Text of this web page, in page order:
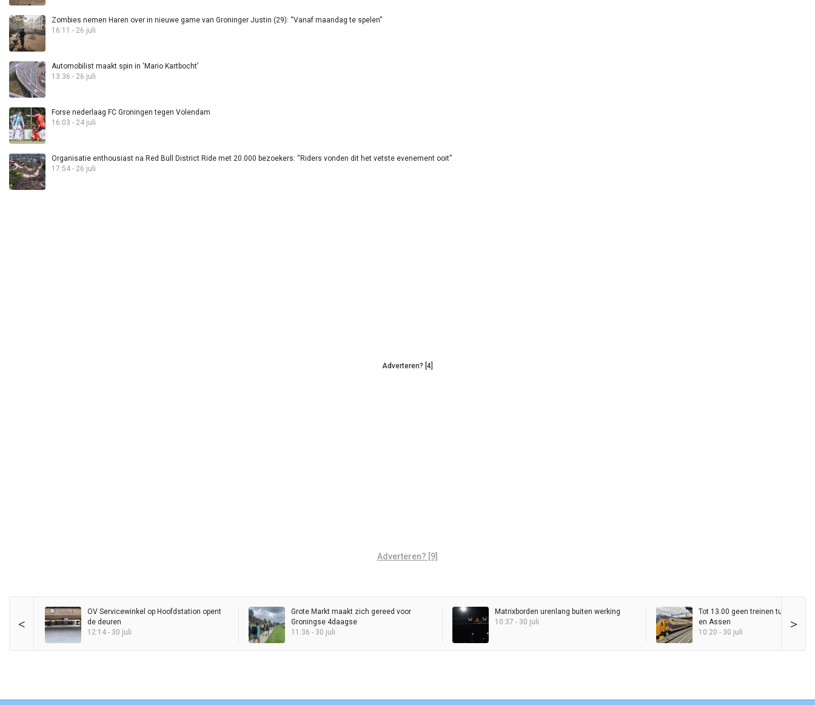
Zombies nemen Haren over in nieuwe game van Groninger Justin (29): “Vanaf maandag te spelen”
16:11 - 26 juli
Automobilist maakt spin in ‘Mario Kartbocht’
13:36 - 26 juli
Forse nederlaag FC Groningen tegen Volendam
16:03 - 24 juli
Organisatie enthousiast na Red Bull District Ride met 20.000 bezoekers: “Riders vonden dit het vetste evenement ooit”
17:54 - 26 juli
Adverteren? [4]
Adverteren? [9]
< >
OV Servicewinkel op Hoofdstation opent
de deuren
12:14 - 30 juli
Grote Markt maakt zich gereed voor
Groningse 4daagse
11:36 - 30 juli
Matrixborden urenlang buiten werking
10:37 - 30 juli
Tot 13.00 geen treinen tussen
en Assen
10:20 - 30 juli